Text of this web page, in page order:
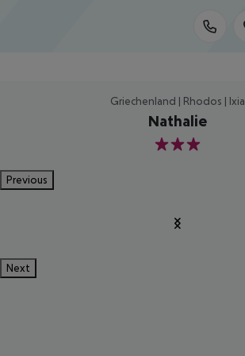
Griechenland | Rhodos | Ixia
Nathalie
3
Previous
Next